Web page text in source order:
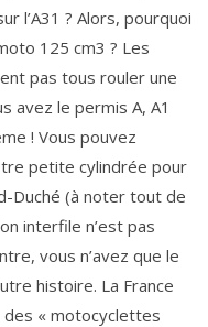
l’A31 ? Alors, pourquoi
125 cm3 ? Les
pas tous rouler une
avez le permis A, A1
! Vous pouvez
petite cylindrée pour
Duché (à noter tout de
interfile n’est pas
vous n’avez que le
histoire. La France
des « motocyclettes